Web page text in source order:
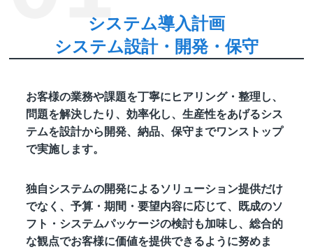
システム導入計画
システム設計・開発・保守
お客様の業務や課題を丁寧にヒアリング・整理し、
問題を解決したり、効率化し、生産性をあげるシス
テムを設計から開発、納品、保守までワンストップ
で実施します。
独自システムの開発によるソリューション提供だけ
でなく、予算・期間・要望内容に応じて、既成のソ
フト・システムパッケージの検討も加味し、総合的
な観点でお客様に価値を提供できるように努めま